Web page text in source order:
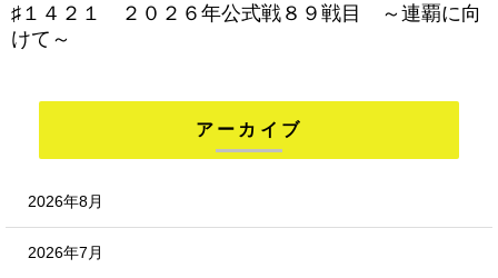
♯１４２１ ２０２６年公式戦８９戦目 ～連覇に向
けて～
アーカイブ
2026年8月
2026年7月